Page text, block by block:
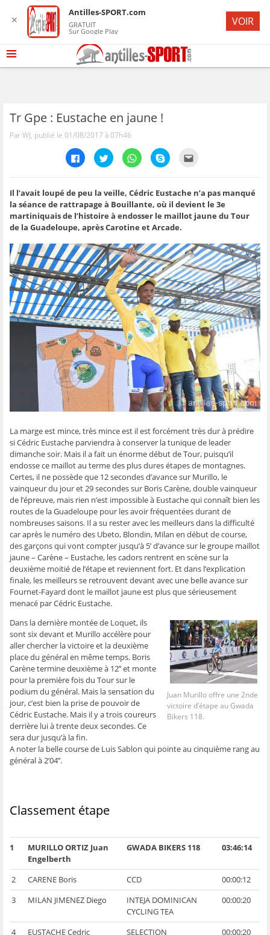
Tr Gpe : Eustache en jaune !
Par WJ, publié le 01/08/2017 à 07h46
C
l
e
z
p
o
u
r
a
r
t
a
g
e
r
s
u
r
F
a
c
e
b
o
o
k
(
o
u
e
n
u
n
e
n
o
u
v
e
l
l
f
e
n
ê
t
r
e
C
l
e
z
p
o
u
r
a
r
t
a
g
e
r
s
u
r
T
w
i
t
t
e
r
(
o
u
r
d
s
n
e
n
o
u
v
e
l
l
e
e
n
ê
t
r
e
)
C
l
e
z
p
o
u
r
a
r
t
a
g
e
r
s
u
r
W
h
a
t
s
A
p
p
u
v
r
e
n
u
n
e
n
o
u
v
e
l
l
f
e
n
ê
t
r
e
C
l
e
z
p
o
u
r
a
r
t
a
g
e
r
s
u
r
S
k
y
p
e
(
o
u
v
r
e
d
a
n
n
e
n
o
u
v
e
l
l
e
f
e
ê
t
r
e
)
e
z
p
o
u
n
v
o
y
e
r
p
a
r
e
-
m
a
i
l
à
u
n
a
m
i
(
o
u
e
a
n
s
u
n
e
n
o
u
v
l
e
f
e
n
ê
r
e
)
Il l’avait loupé de peu la veille, Cédric Eustache n’a pas manqué
la séance de rattrapage à Bouillante, où il devient le 3e
martiniquais de l’histoire à endosser le maillot jaune du Tour
de la Guadeloupe, après Carotine et Arcade.
La marge est mince, très mince est il est forcément très dur à prédire
si Cédric Eustache parviendra à conserver la tunique de leader
dimanche soir. Mais il a fait un énorme début de Tour, puisqu’il
endosse ce maillot au terme des plus dures étapes de montagnes.
Certes, il ne possède que 12 secondes d’avance sur Murillo, le
vainqueur du jour et 29 secondes sur Boris Carène, double vainqueur
de l’épreuve, mais rien n’est impossible à Eustache qui connaît bien les
routes de la Guadeloupe pour les avoir fréquentées durant de
nombreuses saisons. Il a su rester avec les meilleurs dans la difficulté
car après le numéro des Ubeto, Blondin, Milan en début de course,
des garçons qui vont compter jusqu’à 5’ d’avance sur le groupe maillot
jaune – Carène – Eustache, les cadors rentrent en scène sur la
deuxième moitié de l’étape et reviennent fort. Et dans l’explication
finale, les meilleurs se retrouvent devant avec une belle avance sur
Fournet-Fayard dont le maillot jaune est plus que sérieusement
menacé par Cédric Eustache.
Juan Murillo offre une 2nde
victoire d’étape au Gwada
Bikers 118.
Dans la dernière montée de Loquet, ils
sont six devant et Murillo accélère pour
aller chercher la victoire et la deuxième
place du général en même temps. Boris
Carène termine deuxième à 12’’ et monte
pour la première fois du Tour sur le
podium du général. Mais la sensation du
jour, c’est bien la prise de pouvoir de
Cédric Eustache. Mais il y a trois coureurs
derrière lui à trente deux secondes. Ce
sera dur jusqu’à la fin.
A noter la belle course de Luis Sablon qui pointe au cinquième rang au
général à 2’04’’.
Classement étape
1
MURILLO ORTIZ Juan
Engelberth
GWADA BIKERS 118 03:46:14
2 CARENE Boris CCD
00:00:12
3
MILAN JIMENEZ Diego
INTEJA DOMINICAN
CYCLING TEA
00:00:20
4 EUSTACHE Cedric
SELECTION
00:00:20
✕
Antilles-SPORT.com
GRATUIT
Sur Google Play
VOIR